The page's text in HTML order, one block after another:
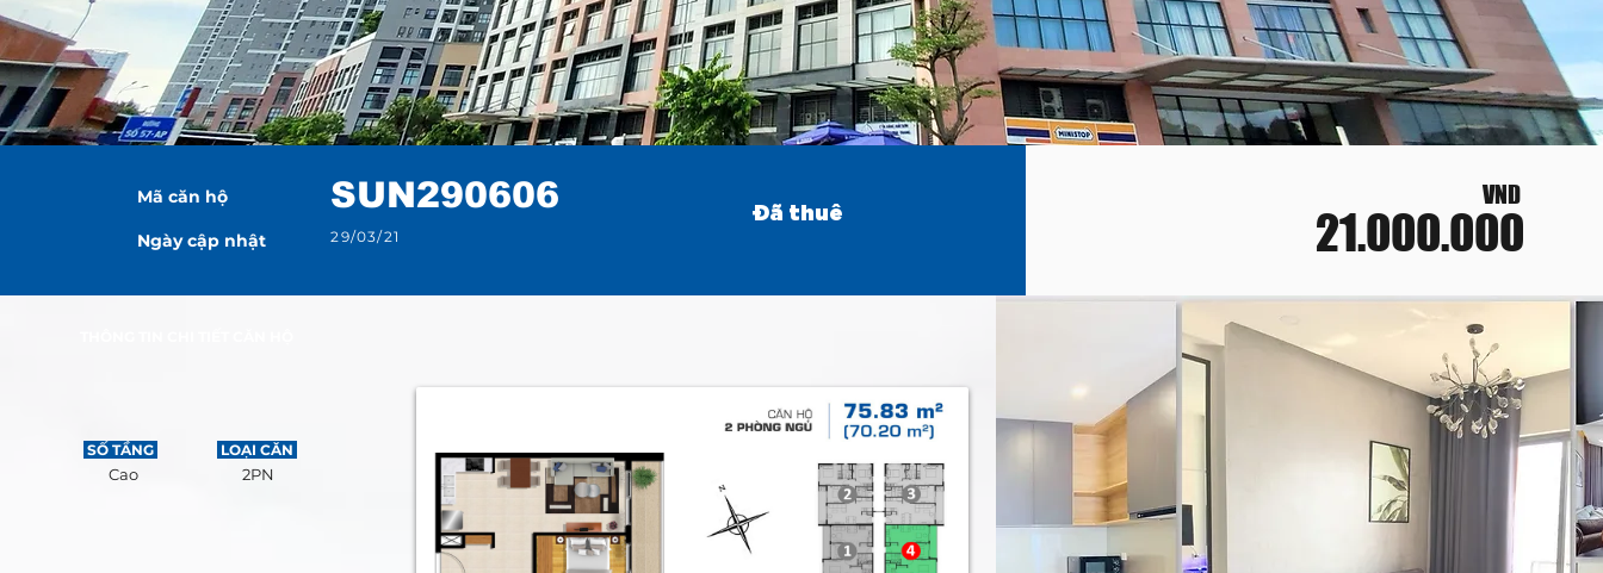
Mã căn hộ
Ngày cập nhật
SUN290606
29/03/21
Đã thuê
VND
21.000.000
SỐ TẦNG
Cao
LOẠI CĂN
2PN